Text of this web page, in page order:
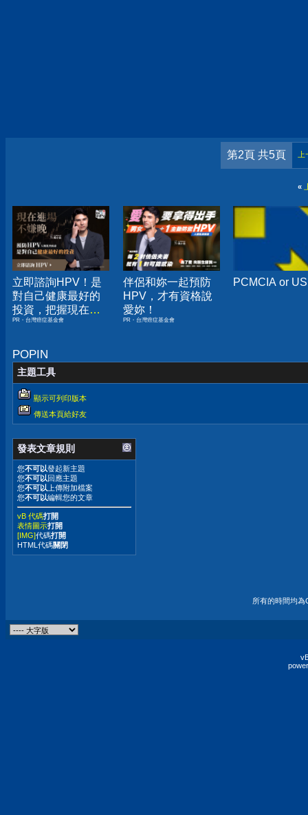
第2頁 共5頁
«
立即諮詢HPV！是
對自己健康最好的
投資，把握現在不
嫌晚！
PR・台灣癌症基金會
伴侶和妳一起預防
HPV，才有資格說
愛妳！
PR・台灣癌症基金會
PCMCIA or
POPIN
主題工具
顯示可列印版本
傳送本頁給好友
發表文章規則
您不可以發起新主題
您不可以回應主題
您不可以 上傳附加檔案
您不可以編輯您的文章
vB 代碼打開
表情圖示打開
[IMG]代碼打開
HTML代碼關閉
所有的時間均為